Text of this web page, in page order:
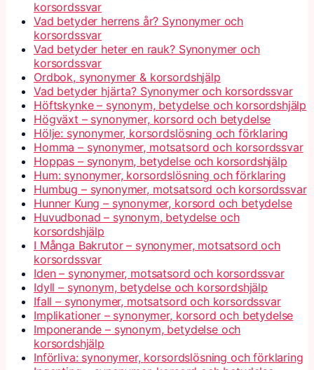
korsordssvar
Vad betyder herrens år? Synonymer och
korsordssvar
Vad betyder heter en rauk? Synonymer och
korsordssvar
Ordbok, synonymer & korsordshjälp
Vad betyder hjärta? Synonymer och korsordssvar
Höftskynke – synonym, betydelse och korsordshjälp
Högväxt – synonymer, korsord och betydelse
Hölje: synonymer, korsordslösning och förklaring
Homma – synonymer, motsatsord och korsordssvar
Hoppas – synonym, betydelse och korsordshjälp
Hum: synonymer, korsordslösning och förklaring
Humbug – synonymer, motsatsord och korsordssvar
Hunner Kung – synonymer, korsord och betydelse
Huvudbonad – synonym, betydelse och
korsordshjälp
I Många Bakrutor – synonymer, motsatsord och
korsordssvar
Iden – synonymer, motsatsord och korsordssvar
Idyll – synonym, betydelse och korsordshjälp
Ifall – synonymer, motsatsord och korsordssvar
Implikationer – synonymer, korsord och betydelse
Imponerande – synonym, betydelse och
korsordshjälp
Införliva: synonymer, korsordslösning och förklaring